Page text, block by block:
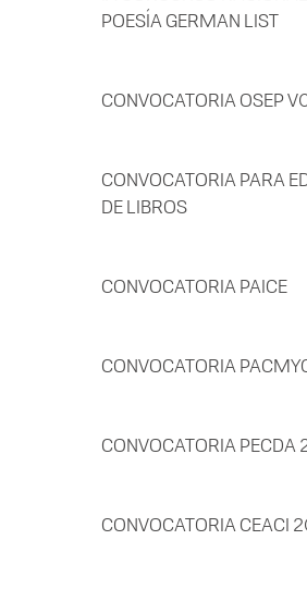
POESÍA GERMAN LIST
CONVOCATORIA OSEP
CONVOCATORIA PARA
DE LIBROS
CONVOCATORIA PAICE
CONVOCATORIA
CONVOCATORIA PECDA
CONVOCATORIA CEACI